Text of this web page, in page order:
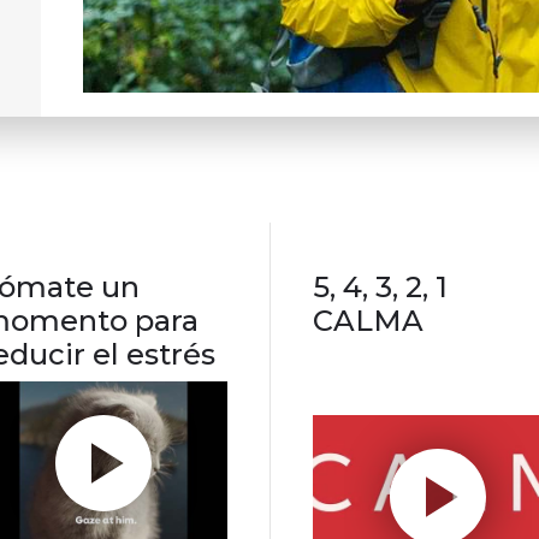
un
para
el estrés
5, 4, 3, 2, 1
CALMA